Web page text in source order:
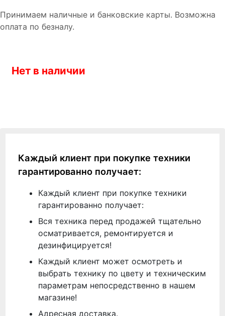
Принимаем наличные и банковские карты. Возможна
оплата по безналу.
Нет в наличии
Каждый клиент при покупке техники
гарантированно получает:
Каждый клиент при покупке техники
гарантированно получает:
Вся техника перед продажей тщательно
осматривается, ремонтируется и
дезинфицируется!
Каждый клиент может осмотреть и
выбрать технику по цвету и техническим
параметрам непосредственно в нашем
магазине!
Адресная доставка.